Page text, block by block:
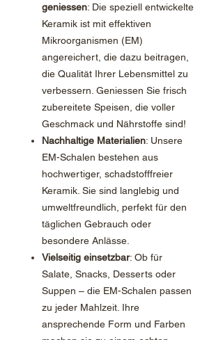
geniessen: Die speziell entwickelte
Keramik ist mit effektiven
Mikroorganismen (EM)
angereichert, die dazu beitragen,
die Qualität Ihrer Lebensmittel zu
verbessern. Geniessen Sie frisch
zubereitete Speisen, die voller
Geschmack und Nährstoffe sind!
Nachhaltige Materialien: Unsere
EM-Schalen bestehen aus
hochwertiger, schadstofffreier
Keramik. Sie sind langlebig und
umweltfreundlich, perfekt für den
täglichen Gebrauch oder
besondere Anlässe.
Vielseitig einsetzbar: Ob für
Salate, Snacks, Desserts oder
Suppen – die EM-Schalen passen
zu jeder Mahlzeit. Ihre
ansprechende Form und Farben